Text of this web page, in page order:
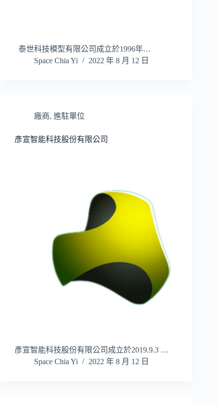
泰世科技模型有限公司成立於1996年…
Space Chia Yi
2022 年 8 月 12 日
廠商, 進駐單位
彥宣智能科技股份有限公司
彥宣智能科技股份有限公司成立於2019.9.3 …
Space Chia Yi
2022 年 8 月 12 日